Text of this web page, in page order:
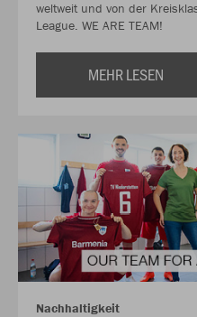
weltweit und von der
League. WE ARE TEAM!
MEHR LESEN
Nachhaltigkeit